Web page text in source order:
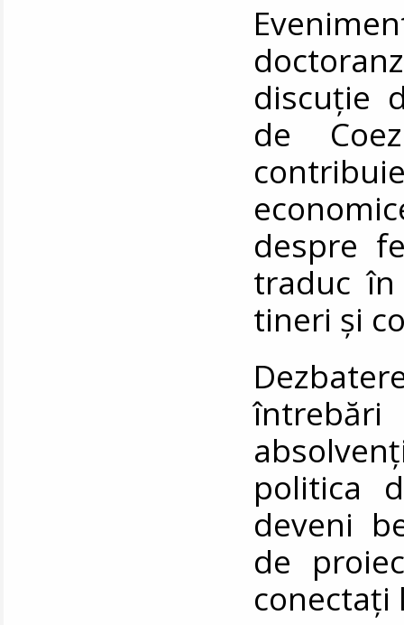
discuție
de
despre
traduc
tineri și
întrebări
politica
deveni
de
conectați